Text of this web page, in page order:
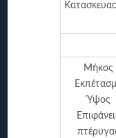
Μήκος
Ύψος